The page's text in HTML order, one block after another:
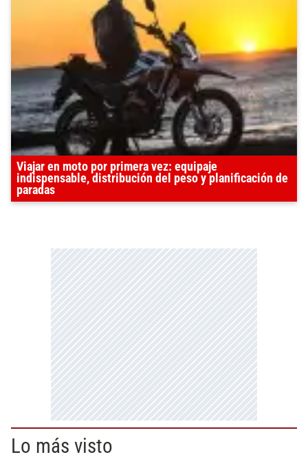
Viajar en moto por primera vez: equipaje
indispensable, distribución del peso y planificación de
paradas
Lo más visto